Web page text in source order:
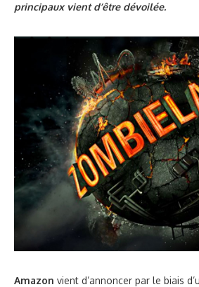
principaux vient d’être dévoilée.
Amazon vient d’annoncer par le biais